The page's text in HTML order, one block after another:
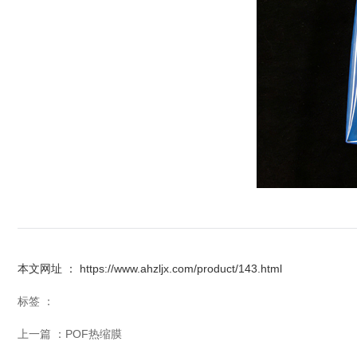
本文网址 ： https://www.ahzljx.com/product/143.html
标签 ：
上一篇 ： POF热缩膜